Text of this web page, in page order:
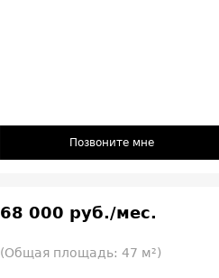
Позвоните мне
68 000 руб./мес.
(Общая площадь: 47 м²)